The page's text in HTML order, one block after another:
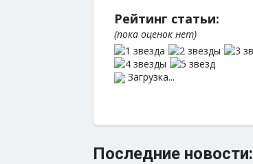
Рейтинг статьи:
(пока оценок нет)
Загрузка...
Последние новости: